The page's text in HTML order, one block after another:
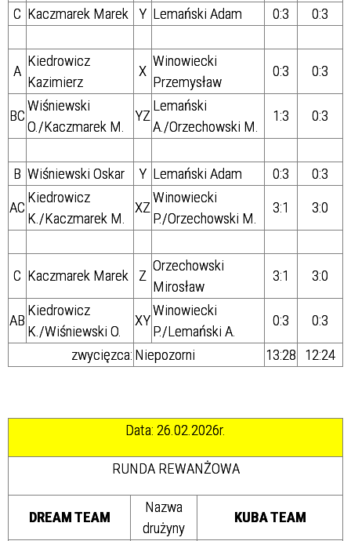
C Kaczmarek Marek Y Lemański Adam 0:3 0:3
A
Kiedrowicz
Kazimierz
X
Winowiecki
Przemysław
0:3 0:3
BC
Wiśniewski
O./Kaczmarek M.
YZ
Lemański
A./Orzechowski M.
1:3 0:3
B Wiśniewski Oskar Y Lemański Adam 0:3
0:3
AC
Kiedrowicz
K./Kaczmarek M.
XZ
Winowiecki
P./Orzechowski M.
3:1 3:0
C Kaczmarek Marek Z
Orzechowski
Mirosław
3:1 3:0
AB
Kiedrowicz
K./Wiśniewski O.
XY
Winowiecki
P./Lemański A.
0:3
0:3
zwycięzca: Niepozorni 13:28 12:24
Data: 26.02.2026r.
RUNDA REWANŻOWA
DREAM TEAM
Nazwa
drużyny
KUBA TEAM